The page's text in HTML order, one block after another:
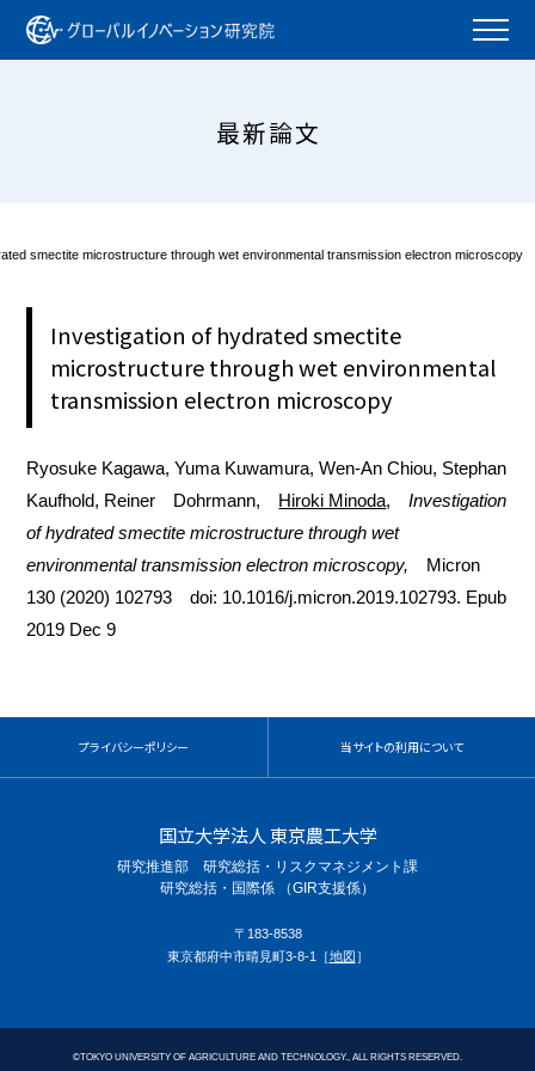
最新論文
smectite microstructure through wet environmental transmission electron microscopy
Investigation of hydrated smectite
microstructure through wet environmental
transmission electron microscopy
Ryosuke Kagawa, Yuma Kuwamura, Wen-An Chiou, Stephan
Kaufhold, Reiner Dohrmann, Hiroki Minoda,Investigation
of hydrated smectite microstructure through wet
environmental transmission electron microscopy, Micron
130 (2020) 102793 doi: 10.1016/j.micron.2019.102793. Epub
2019 Dec 9
プライバシーポリシー 当サイトの利用について
国立大学法人 東京農工大学
研究推進部 研究総括・リスクマネジメント課
研究総括・国際係 （GIR支援係）
〒183-8538
東京都府中市晴見町3-8-1［地図］
©TOKYO UNIVERSITY OF AGRICULTURE AND TECHNOLOGY., ALL RIGHTS RESERVED.